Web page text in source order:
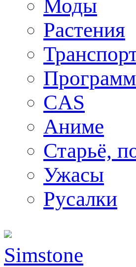
Моды
Растения
CAS
Аниме
Старьё,
Ужасы
Русалки
Simstone